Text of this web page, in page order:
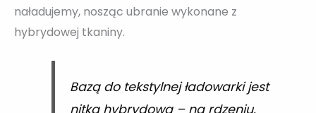
naładujemy, nosząc ubranie wykonane z
hybrydowej tkaniny.
Bazą do tekstylnej ładowarki jest